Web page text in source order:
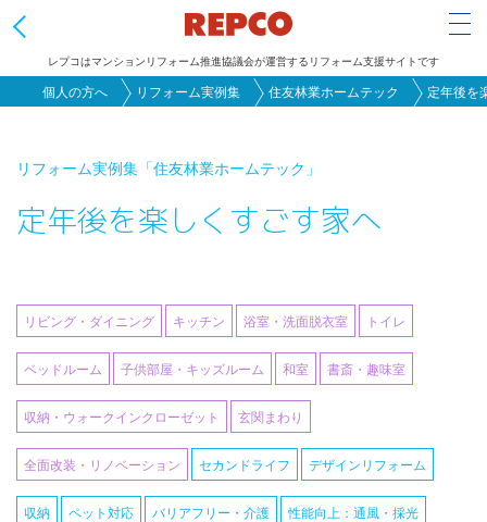
ツ
に
動
レプコはマンションリフォーム推進協議会が運営するリフォーム支援サイトです
個人の方へ リフォーム実例集 住友林業ホームテック 定年後を
リフォーム実例集 「住友林業ホームテック」
定年後を楽しくすごす家へ
セカンドライフ デザインリフォーム
収納 ペット対応 バリアフリー・介護 性能向上：通風・採光
リビング・ダイニング キッチン 浴室・洗面脱衣室 トイレ
ベッドルーム 子供部屋・キッズルーム 和室 書斎・趣味室
収納・ウォークインクローゼット 玄関まわり
全面改装・リノベーション